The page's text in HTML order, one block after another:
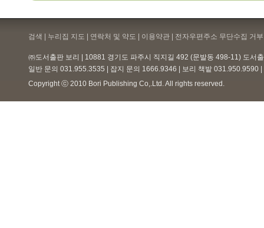
검색 | 누리집 지도 | 연락처 및 약도 | 이용약관 | 전자우편주소 무단수집 거
㈜도서출판 보리 | 10881 경기도 파주시 직지길 492 (문발동 498-11) 도서
일반 문의 031.955.3535 | 잡지 문의 1666.9346 | 보리 책밭 031.950.9590
Copyright ⓒ 2010 Bori Publishing Co,.Ltd. All rights reserved.